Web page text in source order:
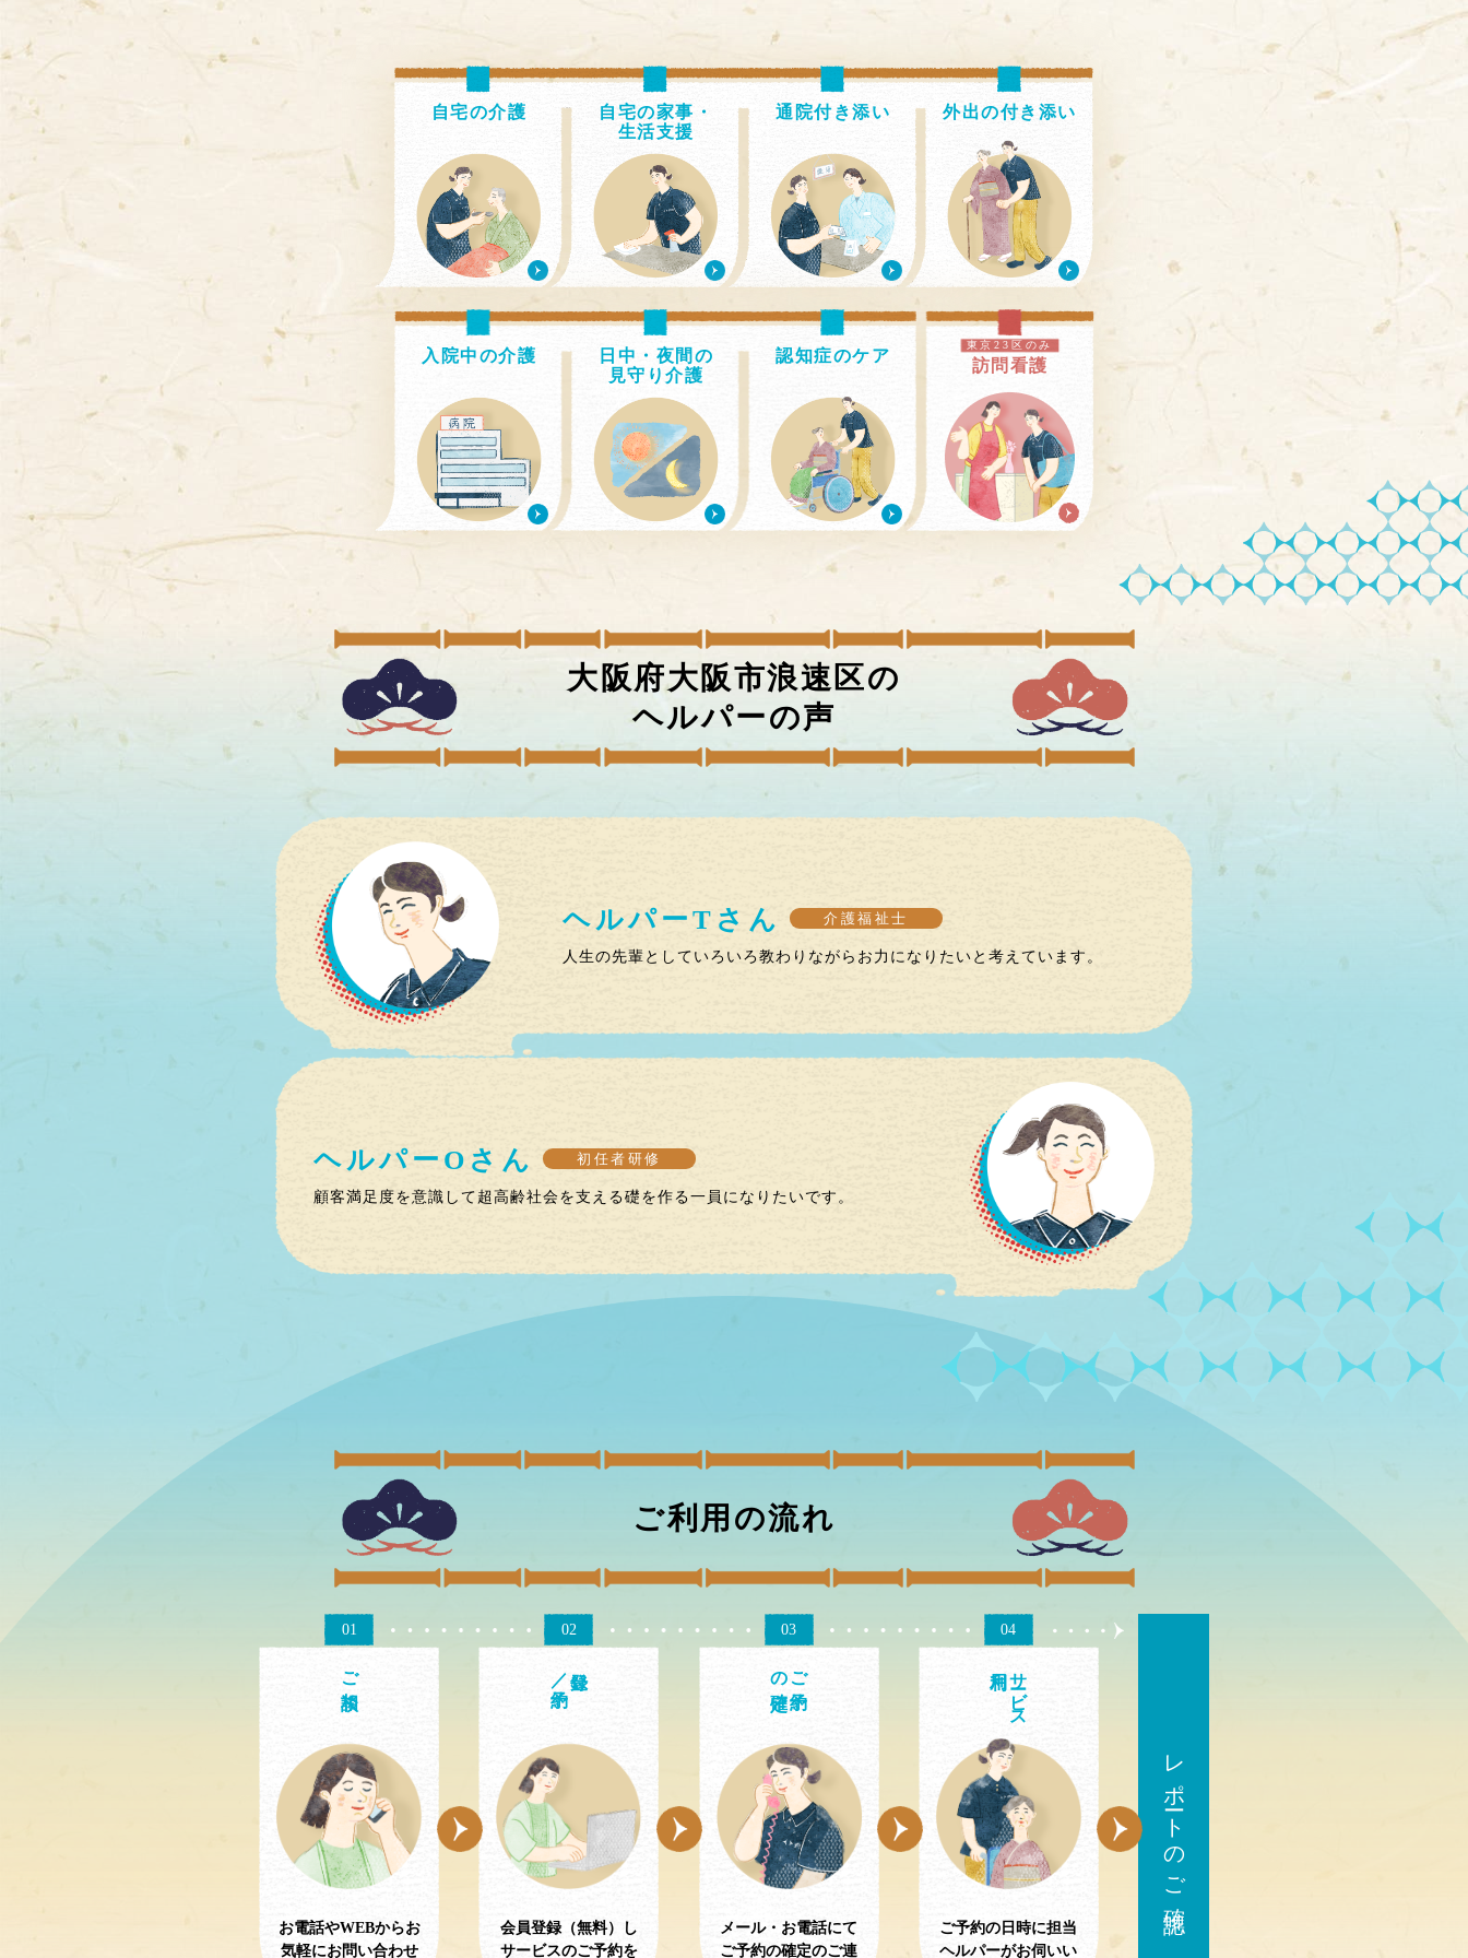
自宅の介護
自宅の家事・
生活支援
通院付き添い 外出の付き添い
入院中の介護
日中・夜間の
見守り介護
認知症のケア
東京23区のみ
訪問看護
大阪府大阪市浪速区の
ヘルパーの声
ヘルパーT さん 介護福祉士
人生の先輩としていろいろ教わりながらお力になりたいと考えています。
ヘルパー O さん 初任者研修
顧客満足度を意識して超高齢社会を支える礎を作る一員になりたいです。
ご利用の流れ
01
ご相談
お電話やWEBからお
気軽にお問い合わせ
02
会員登録（無料）し
サービスのご予約を
03
ご予約
の確定
メール・お電話にて
ご予約の確定のご連
04
サ
ビス
ご予約の日時に担当
ヘルパーがお伺いい
レポートのご確認